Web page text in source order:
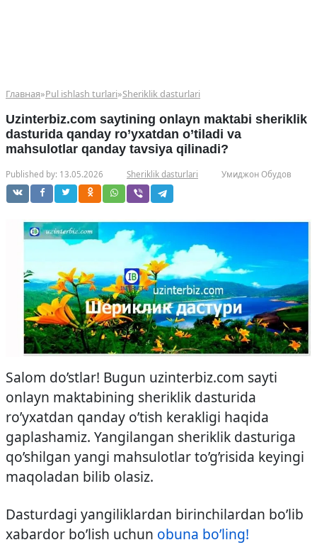
Главная»Pul ishlash turlari»Sheriklik dasturlari
Uzinterbiz.com saytining onlayn maktabi sheriklik
dasturida qanday ro’yxatdan o’tiladi va
mahsulotlar qanday tavsiya qilinadi?
Published by: 13.05.2026 Sheriklik dasturlari Умиджон Обудов
Salom do’stlar! Bugun uzinterbiz.com sayti
onlayn maktabining sheriklik dasturida
ro’yxatdan qanday o’tish kerakligi haqida
gaplashamiz. Yangilangan sheriklik dasturiga
qo’shilgan yangi mahsulotlar to’g’risida keyingi
maqoladan bilib olasiz.
Dasturdagi yangiliklardan birinchilardan bo’lib
xabardor bo’lish uchun obuna bo’ling!